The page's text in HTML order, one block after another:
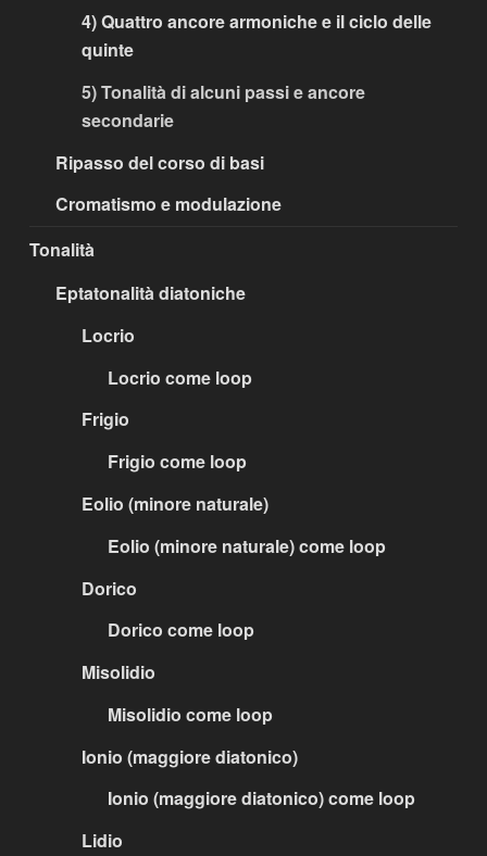
4) Quattro ancore armoniche e il ciclo delle
quinte
5) Tonalità di alcuni passi e ancore
secondarie
Ripasso del corso di basi
Cromatismo e modulazione
Tonalità
Eptatonalità diatoniche
Locrio
Locrio come loop
Frigio
Frigio come loop
Eolio (minore naturale)
Eolio (minore naturale) come loop
Dorico
Dorico come loop
Misolidio
Misolidio come loop
Ionio (maggiore diatonico)
Ionio (maggiore diatonico) come loop
Lidio